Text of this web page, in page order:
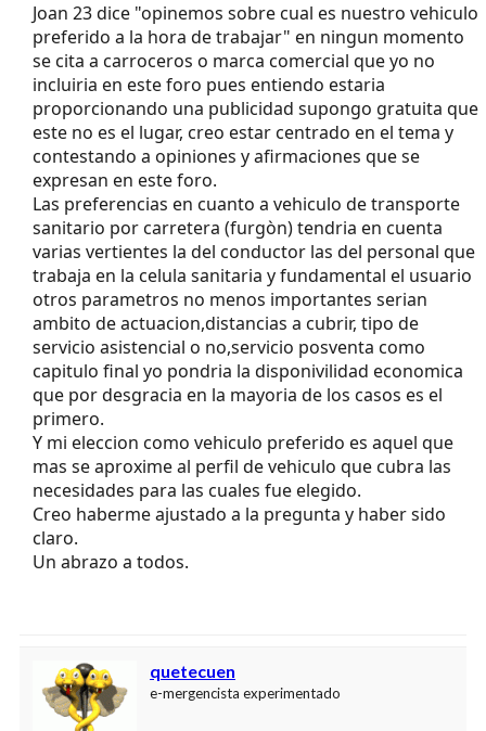
Joan 23 dice "opinemos sobre cual es nuestro vehiculo
preferido a la hora de trabajar" en ningun momento
se cita a carroceros o marca comercial que yo no
incluiria en este foro pues entiendo estaria
proporcionando una publicidad supongo gratuita que
este no es el lugar, creo estar centrado en el tema y
contestando a opiniones y afirmaciones que se
expresan en este foro.
Las preferencias en cuanto a vehiculo de transporte
sanitario por carretera (furgòn) tendria en cuenta
varias vertientes la del conductor las del personal que
trabaja en la celula sanitaria y fundamental el usuario
otros parametros no menos importantes serian
ambito de actuacion,distancias a cubrir, tipo de
servicio asistencial o no,servicio posventa como
capitulo final yo pondria la disponivilidad economica
que por desgracia en la mayoria de los casos es el
primero.
Y mi eleccion como vehiculo preferido es aquel que
mas se aproxime al perfil de vehiculo que cubra las
necesidades para las cuales fue elegido.
Creo haberme ajustado a la pregunta y haber sido
claro.
Un abrazo a todos.
quetecuen
e-mergencista experimentado